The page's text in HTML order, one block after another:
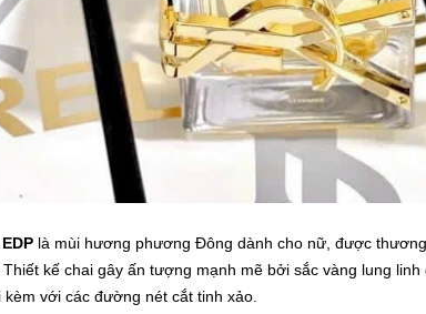
là mùi hương phương Đông dành cho nữ, được
Thiết kế chai gây ấn tượng mạnh mẽ bởi sắc vàng lung
kèm với các đường nét cắt tinh xảo.